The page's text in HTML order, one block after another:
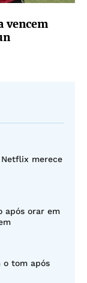
vencem
merece
após orar em
o tom após